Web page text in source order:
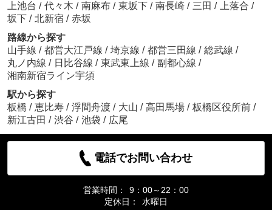
上池台 / 代々木 / 南麻布 / 東坂下 / 南長崎 / 三田 / 上落合 /
坂下 / 北新宿 / 赤坂
路線から探す
山手線 / 都営大江戸線 / 埼京線 / 都営三田線 / 総武線 /
丸ノ内線 / 日比谷線 / 東武東上線 / 副都心線 /
湘南新宿ライン宇須
駅から探す
板橋 / 恵比寿 / 浮間舟渡 / 大山 / 高田馬場 / 板橋区役所前 /
新江古田 / 渋谷 / 池袋 / 広尾
電話でお問い合わせ
営業時間：
9：00～22：00
定休日：
水曜日